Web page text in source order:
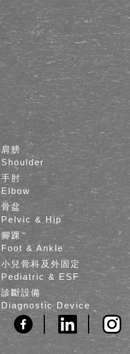
肩膀
Shoulder
手肘
Elbow
骨盆
Pelvic & Hip
腳踝
Foot & Ankle
小兒骨科及外固定
Pediatric & ESF
診斷設備
Diagnostic Device